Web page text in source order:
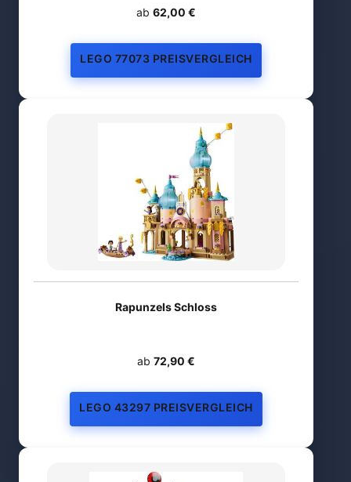
ab 62,00 €
LEGO 77073 PREISVERGLEICH
Rapunzels Schloss
ab 72,90 €
LEGO 43297 PREISVERGLEICH